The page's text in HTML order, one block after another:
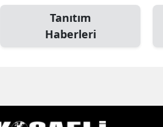
Tanıtım
Haberleri